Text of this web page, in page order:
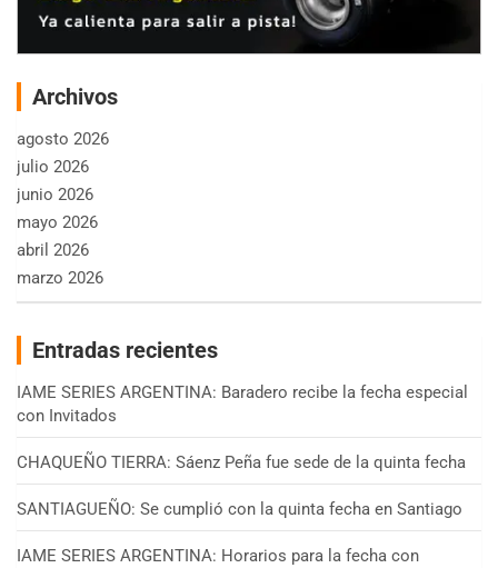
Archivos
agosto 2026
julio 2026
junio 2026
mayo 2026
abril 2026
marzo 2026
Entradas recientes
IAME SERIES ARGENTINA: Baradero recibe la fecha especial
con Invitados
CHAQUEÑO TIERRA: Sáenz Peña fue sede de la quinta fecha
SANTIAGUEÑO: Se cumplió con la quinta fecha en Santiago
IAME SERIES ARGENTINA: Horarios para la fecha con